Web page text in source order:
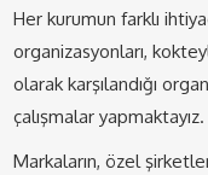
Her kurumun farklı
organizasyonları,
olarak karşılandığı
çalışmalar yapmaktayız.
Markaların, özel